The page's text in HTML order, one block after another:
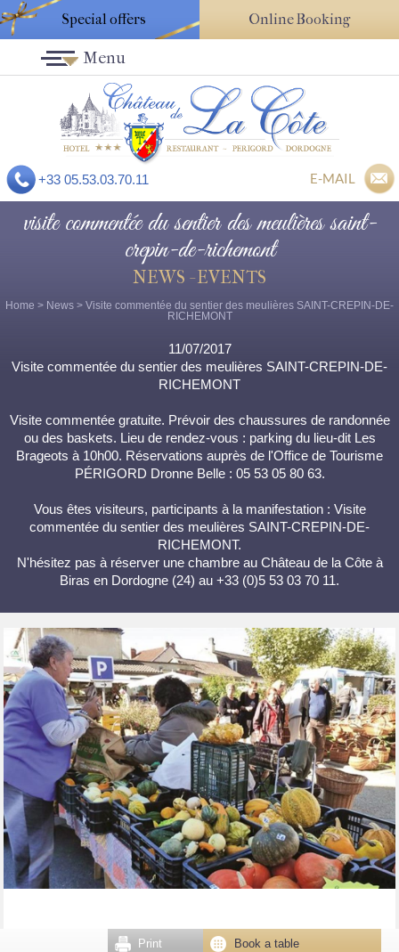
Special offers Online Booking
+33 05.53.03.70.11 E-MAIL
Menu
visite commentée du sentier des meulières saint-
crepin-de-richemont
NEWS - EVENTS
Home > News > Visite commentée du sentier des meulières SAINT-CREPIN-DE-
RICHEMONT
11/07/2017
Visite commentée du sentier des meulières SAINT-CREPIN-DE-
RICHEMONT
Visite commentée gratuite. Prévoir des chaussures de randonnée
ou des baskets. Lieu de rendez-vous : parking du lieu-dit Les
Brageots à 10h00. Réservations auprès de l'Office de Tourisme
PÉRIGORD Dronne Belle : 05 53 05 80 63.
Vous êtes visiteurs, participants à la manifestation : Visite
commentée du sentier des meulières SAINT-CREPIN-DE-
RICHEMONT.
N'hésitez pas à réserver une chambre au Château de la Côte à
Biras en Dordogne (24) au +33 (0)5 53 03 70 11.
Book a table
Print